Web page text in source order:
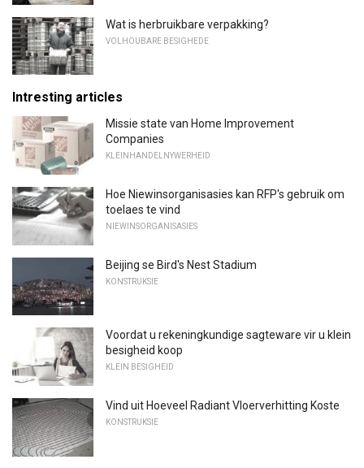
Wat is herbruikbare verpakking?
VOLHOUBARE BESIGHEDE
Intresting articles
Missie state van Home Improvement
Companies
KLEINHANDELNYWERHEID
Hoe Niewinsorganisasies kan RFP's gebruik om
toelaes te vind
NIEWINSORGANISASIES
Beijing se Bird's Nest Stadium
KONSTRUKSIE
Voordat u rekeningkundige sagteware vir u klein
besigheid koop
KLEIN BESIGHEID
Vind uit Hoeveel Radiant Vloerverhitting Koste
KONSTRUKSIE